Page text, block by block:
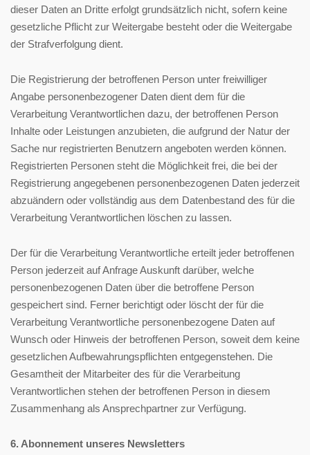
dieser Daten an Dritte erfolgt grundsätzlich nicht, sofern keine
gesetzliche Pflicht zur Weitergabe besteht oder die Weitergabe
der Strafverfolgung dient.
Die Registrierung der betroffenen Person unter freiwilliger
Angabe personenbezogener Daten dient dem für die
Verarbeitung Verantwortlichen dazu, der betroffenen Person
Inhalte oder Leistungen anzubieten, die aufgrund der Natur der
Sache nur registrierten Benutzern angeboten werden können.
Registrierten Personen steht die Möglichkeit frei, die bei der
Registrierung angegebenen personenbezogenen Daten jederzeit
abzuändern oder vollständig aus dem Datenbestand des für die
Verarbeitung Verantwortlichen löschen zu lassen.
Der für die Verarbeitung Verantwortliche erteilt jeder betroffenen
Person jederzeit auf Anfrage Auskunft darüber, welche
personenbezogenen Daten über die betroffene Person
gespeichert sind. Ferner berichtigt oder löscht der für die
Verarbeitung Verantwortliche personenbezogene Daten auf
Wunsch oder Hinweis der betroffenen Person, soweit dem keine
gesetzlichen Aufbewahrungspflichten entgegenstehen. Die
Gesamtheit der Mitarbeiter des für die Verarbeitung
Verantwortlichen stehen der betroffenen Person in diesem
Zusammenhang als Ansprechpartner zur Verfügung.
6. Abonnement unseres Newsletters